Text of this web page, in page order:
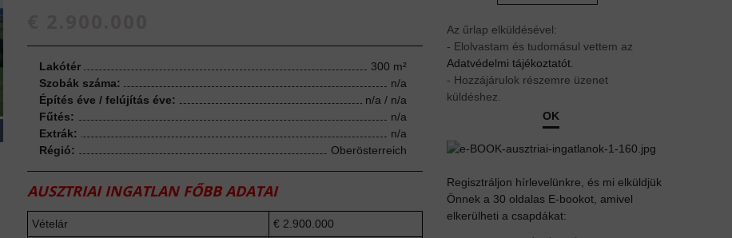
Lakótér
300 m²
Szobák száma:
n/a
Építés éve / felújítás éve:
n/a / n/a
Fűtés:
n/a
Extrák:
n/a
Régió:
Oberösterreich
AUSZTRIAI INGATLAN FŐBB ADATAI
Vételár
€ 2.900.000
Az űrlap elküldésével:
- Elolvastam és tudomásul vettem az
Adatvédelmi tájékoztatót
- Hozzájárulok részemre üzenet
küldéshez.
OK
Regisztráljon hírlevelünkre, és mi elküldjük
Önnek a 30 oldalas E-bookot, amivel
elkerülheti a csapdákat: